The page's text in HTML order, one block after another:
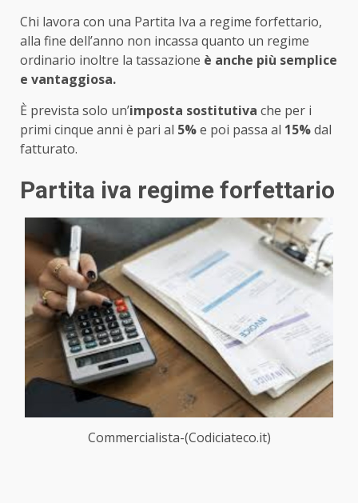
Chi lavora con una Partita Iva a regime forfettario,
alla fine dell’anno non incassa quanto un regime
ordinario inoltre la tassazione è anche più semplice
e vantaggiosa.
È prevista solo un’imposta sostitutiva che per i
primi cinque anni è pari al 5%e poi passa al 15%dal
fatturato.
Partita iva regime forfettario
Commercialista-(Codiciateco.it)